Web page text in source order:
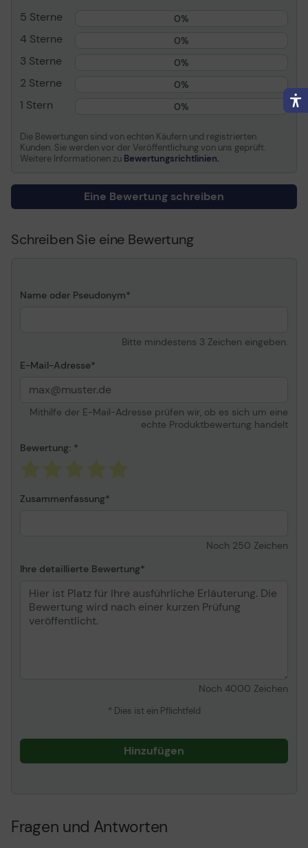
Verbrauchsmaterialtyp
Tintenpatrone
Drucktechnologie
Tintenstrahl
Farbe
Magenta
Kapazität
Bis zu 470 Seiten
Patronenleistung
High Capacity
Verschiedenes
Farbkategorie
Purpur
Allgemein
5 Sterne 0%
4 Sterne 0%
3 Sterne 0%
2 Sterne 0%
1 Stern 0%
Die Bewertungen sind von echten Käufern und registrierten
Kunden. Sie werden vor der Veröffentlichung von uns geprüft.
Weitere Informationen zu Bewertungsrichtlinien.
Eine Bewertung schreiben
Schreiben Sie eine Bewertung
Name oder Pseudonym
Bitte mindestens 3 Zeichen eingeben.
E-Mail-Adresse
Mithilfe der E-Mail-Adresse prüfen wir, ob es sich um eine
echte Produktbewertung handelt
Bewertung:
Zusammenfassung
Noch 250 Zeichen
Ihre detaillierte Bewertung
Noch 4000 Zeichen
* Dies ist ein Pflichtfeld
Hinzufügen
Fragen und Antworten